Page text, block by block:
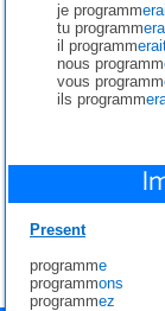
je programm
tu programm
il programm
nous programm
vous programm
ils programm
Present
programme
programmons
programmez